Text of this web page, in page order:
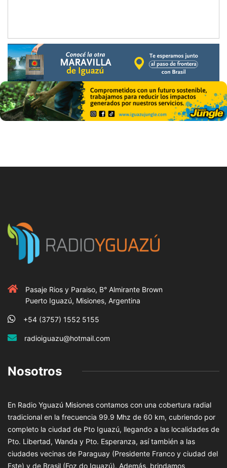
Pasaje Rios y Paraiso, B° Almirante Brown
Puerto Iguazú, Misiones, Argentina
+54 (3757) 1552 5155
radioiguazu@hotmail.com
Nosotros
En Radio Yguazú Misiones contamos con una cobertura radial
tradicional en la frecuencia 99.9 Mhz de 60 km, cubriendo por
completo la ciudad de Pto Iguazú, llegando a las localidades de
Pto. Libertad, Wanda y Pto. Esperanza, así también a las
ciudades vecinas de Paraguay (Presidente Franco y ciudad del
Este) y de Brasil (Foz do Iguazú). Además, brindamos